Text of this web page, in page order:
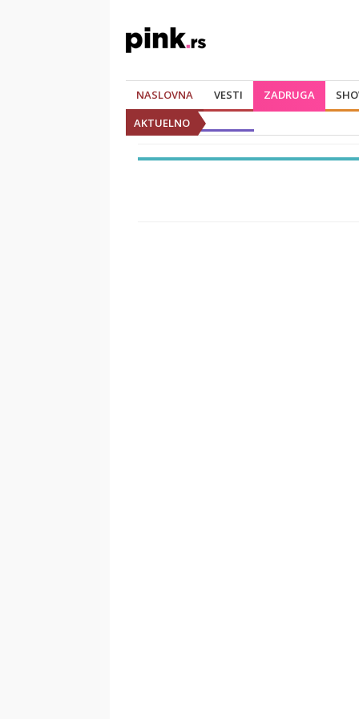
NASLOVNA VESTI ZADRUGA
AKTUELNO